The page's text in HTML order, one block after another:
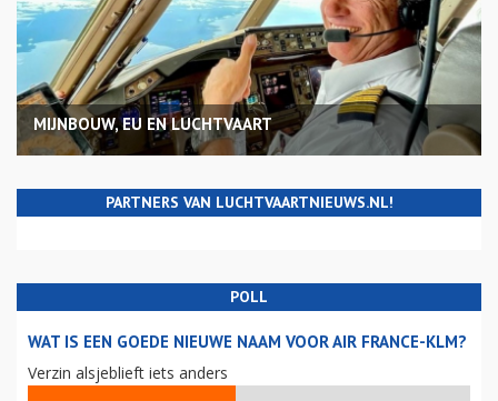
MIJNBOUW, EU EN LUCHTVAART
PARTNERS VAN LUCHTVAARTNIEUWS.NL!
POLL
WAT IS EEN GOEDE NIEUWE NAAM VOOR AIR FRANCE-KLM?
Verzin alsjeblieft iets anders